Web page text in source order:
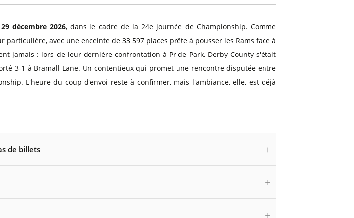
décembre 2026, dans le cadre de la 24e journée de Championship. Comme
avec une enceinte de 33 597 places prête à pousser les Rams face à
jamais : lors de leur dernière confrontation à Pride Park, Derby County s'était
3-1 à Bramall Lane. Un contentieux qui promet une rencontre disputée entre
L'heure du coup d'envoi reste à confirmer, mais l'ambiance, elle, est déjà
de billets